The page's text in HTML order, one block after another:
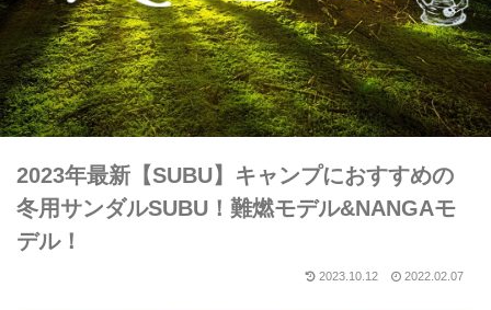
2023年最新【SUBU】キャンプにおすすめの
冬用サンダルSUBU！難燃モデル&NANGAモ
デル！
2023.10.12 2022.02.07